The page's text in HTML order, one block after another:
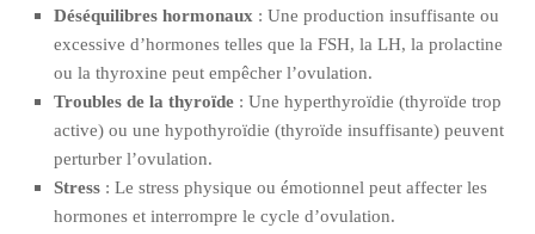
Déséquilibres hormonaux : Une production insuffisante ou
excessive d’hormones telles que la FSH, la LH, la prolactine
ou la thyroxine peut empêcher l’ovulation.
Troubles de la thyroïde : Une hyperthyroïdie (thyroïde trop
active) ou une hypothyroïdie (thyroïde insuffisante) peuvent
perturber l’ovulation.
Stress : Le stress physique ou émotionnel peut affecter les
hormones et interrompre le cycle d’ovulation.